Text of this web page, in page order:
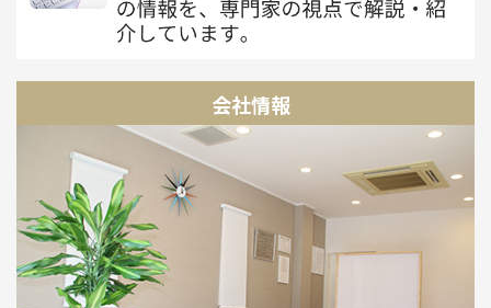
会社情報